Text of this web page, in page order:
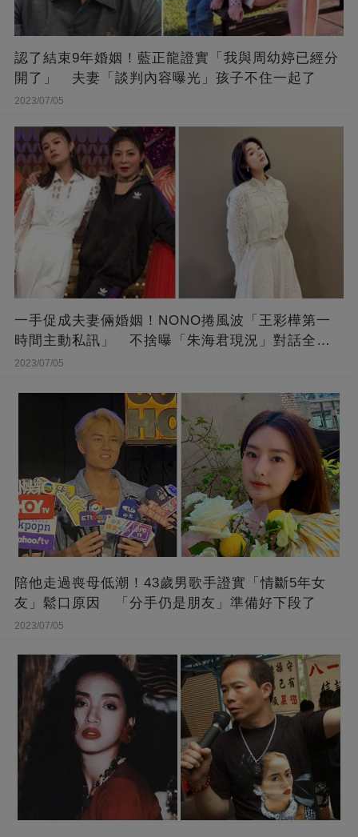
認了結束9年婚姻！藍正龍證實「我與周幼婷已經分
開了」 夫妻「談判內容曝光」孩子不住一起了
2023/07/05
一手促成夫妻倆婚姻！NONO捲風波「王彩樺第一
時間主動私訊」 不捨曝「朱海君現況」對話全公
開
2023/07/05
陪他走過喪母低潮！43歲男歌手證實「情斷5年女
友」鬆口原因 「分手仍是朋友」準備好下段了
2023/07/05